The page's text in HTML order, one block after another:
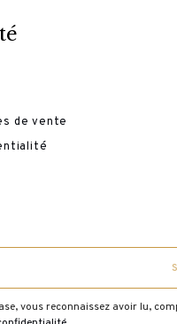
de vente
vous reconnaissez avoir lu,